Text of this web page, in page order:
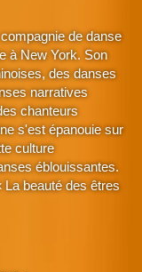
de danse
à New York. Son
des danses
narratives
chanteurs
s'est épanouie sur
culture
éblouissantes.
La beauté des êtres